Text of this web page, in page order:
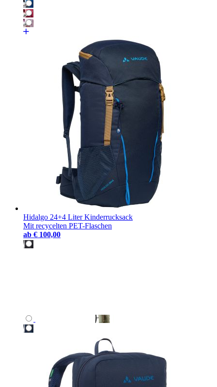
Hidalgo 24+4 Liter Kinderrucksack
Mit recycelten PET-Flaschen
ab € 100,00